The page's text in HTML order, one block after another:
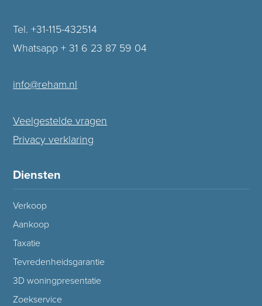
Tel. +31-115-432514
Whatsapp + 31 6 23 87 59 04
info@reham.nl
Veelgestelde vragen
Privacy verklaring
Diensten
Verkoop
Aankoop
Taxatie
Tevredenheidsgarantie
3D woningpresentatie
Zoekservice